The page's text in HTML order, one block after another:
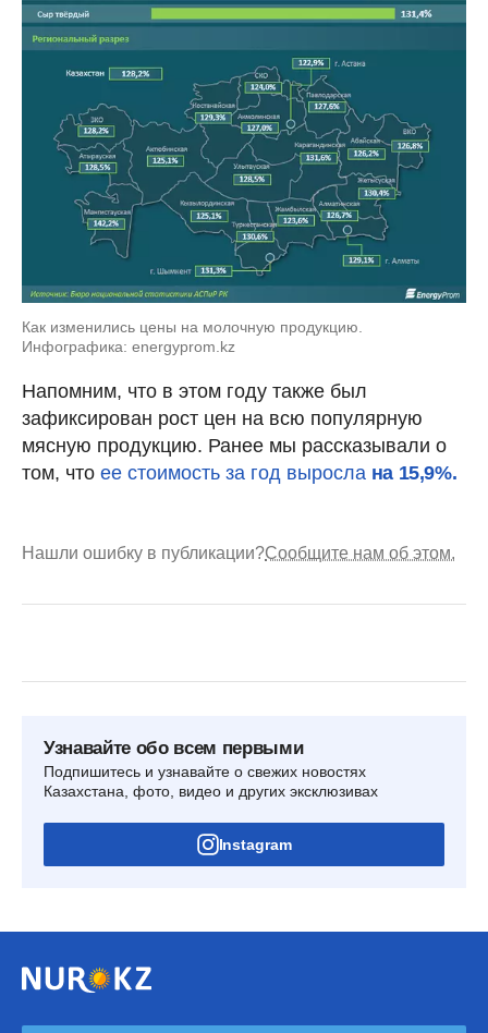
Как изменились цены на молочную продукцию.
Инфографика: energyprom.kz
Напомним, что в этом году также был
зафиксирован рост цен на всю популярную
мясную продукцию. Ранее мы рассказывали о
том, что ее стоимость за год выросла на 15,9%.
Нашли ошибку в публикации?Сообщите нам об этом.
Узнавайте обо всем первыми
Подпишитесь и узнавайте о свежих новостях
Казахстана, фото, видео и других эксклюзивах
Instagram